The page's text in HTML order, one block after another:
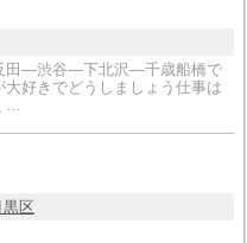
田―渋谷―下北沢―千歳船橋で
好きでどうしましょう仕事は
…
黒区